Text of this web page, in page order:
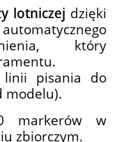
lotniczej dzięki
który
linii pisania do
modelu).
markerów w
zbiorczym.